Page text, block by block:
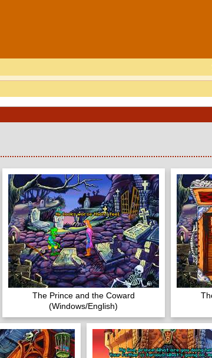
The Prince and the Coward
(Windows/English)